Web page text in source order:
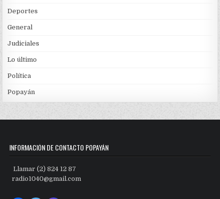
Deportes
General
Judiciales
Lo último
Política
Popayán
INFORMACIÓN DE CONTACTO POPAYÁN
Llamar (2) 824 12 87
radio1040@gmail.com